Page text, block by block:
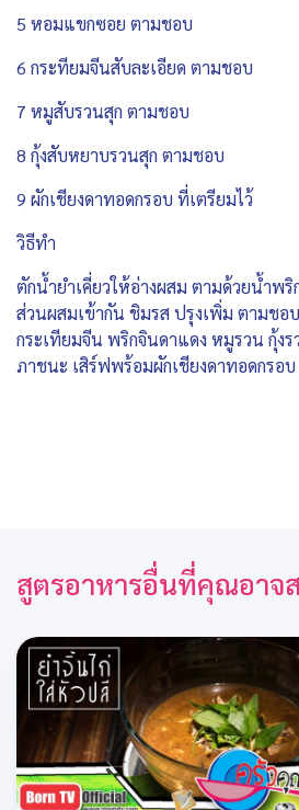
5 หอมแขกซอย ตามชอบ
6 กระทียมจีนสับละเอียด ตามชอบ
7 หมูสับรวนสุก ตามชอบ
8 กุ้งสับหยาบรวนสุก ตามชอบ
9 ผักเชียงดาทอดกรอบ ที่เตรียมไว้
วิธีทำ
ตักน้ำยำเคี่ยวให้อ่างผสม ตามด้วยน้ำพ
ส่วนผสมเข้ากัน ชิมรส ปรุงเพิ่ม ตามชอ
กระเทียมจีน พริกจินดาแดง หมูรวน กุ้ง
ภาชนะ เสิร์ฟพร้อมผักเชียงดาทอดกรอบ
สูตรอาหารอื่นที่คุณอาจ